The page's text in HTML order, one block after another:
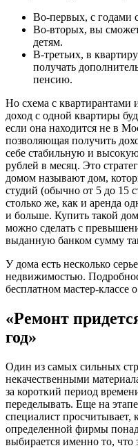
Во-первых, с годами
Во-вторых, вы
детям.
В-третьих, в
получать
пенсию.
Но схема с квартирантами
доход с одной квартиры
если она находится не в
позволяющая получить
себе стабильную и
рублей в месяц. Это
домом называют дом,
студий (обычно от 5 до 15
столько же, как и аренда
и больше. Купить такой
можно сделать с
выданную банком сумму
У дома есть несколько
недвижимостью.
бесплатном мастер-классе
«Ремонт
год»
Один из самых сильных
некачественными
за короткий период
переделывать. Еще на
специалист просчитывает,
определенной фирмы
выбирается именно то, что